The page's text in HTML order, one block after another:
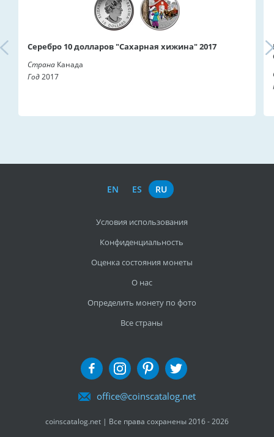
Серебро 10 долларов "Сахарная хижина" 2017
Страна Канада
Год2017
EN ES RU
Условия использования
Конфиденциальность
Оценка состояния монеты
О нас
Определить монету по фото
Все страны
office@coinscatalog.net
coinscatalog.net | Все права сохранены 2016 - 2026